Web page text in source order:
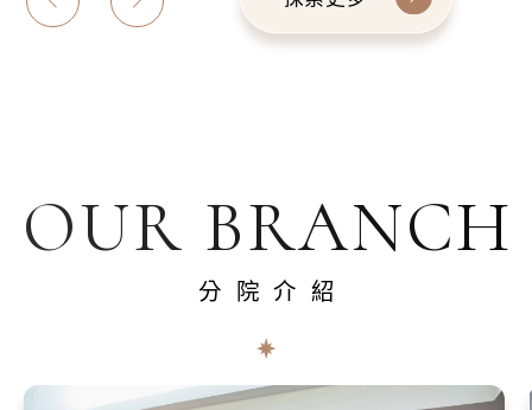
OUR BRANCH
分院介紹